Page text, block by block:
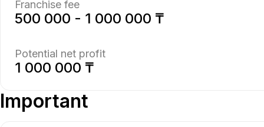
Franchise fee
500 000 - 1 000 000 ₸
Potential net profit
1 000 000 ₸
Important